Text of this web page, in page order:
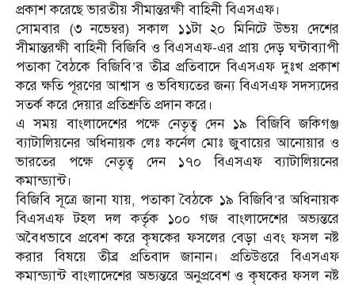
প্রকাশ করেছে ভারতীয় সীমান্তরক্ষী বাহিনী বিএসএফ।
সোমবার (৩ নভেম্বর) সকাল ১১টা ২০ মিনিটে উভয় দেশের
সীমান্তরক্ষী বাহিনী বিজিবি ও বিএসএফ-এর প্রায় দেড় ঘন্টাব্যাপী
পতাকা বৈঠকে বিজিবি’র তীব্র প্রতিবাদে বিএসএফ দুঃখ প্রকাশ
করে ক্ষতি পূরণের আশ্বাস ও ভবিষ্যতের জন্য বিএসএফ সদস্যদের
সতর্ক করে দেয়ার প্রতিশ্রুতি প্রদান করে।
এ সময় বাংলাদেশের পক্ষে নেতৃত্ব দেন ১৯ বিজিবি জকিগঞ্জ
ব্যাটালিয়নের অধিনায়ক লেঃ কর্নেল মোঃ জুবায়ের আনোয়ার ও
ভারতের পক্ষে নেতৃত্ব দেন ১৭০ বিএসএফ ব্যাটালিয়নের
কমান্ড্যান্ট।
বিজিবি সূত্রে জানা যায়, পতাকা বৈঠকে ১৯ বিজিবি’র অধিনায়ক
বিএসএফ টহল দল কর্তৃক ১০০ গজ বাংলাদেশের অভ্যন্তরে
অবৈধভাবে প্রবেশ করে কৃষকের ফসলের বেড়া এবং ফসল নষ্ট
করার বিষয়ে তীব্র প্রতিবাদ জানান। প্রতিউত্তরে বিএসএফ
কমান্ড্যান্ট বাংলাদেশের অভ্যন্তরে অনুপ্রবেশ ও কৃষকের ফসল নষ্ট